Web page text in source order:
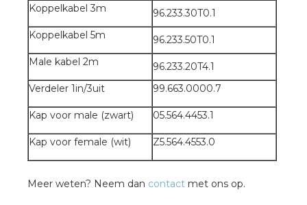
Koppelkabel 3m
96.233.30T0.1
Koppelkabel 5m
96.233.50T0.1
Male kabel 2m
96.233.20T4.1
Verdeler 1in/3uit
99.663.0000.7
Kap voor male (zwart) 05.564.4453.1
Kap voor female (wit) Z5.564.4553.0
Meer weten? Neem dan contact met ons op.
installeren in de tuinbouw
stekerbare vlakkabel
GST®